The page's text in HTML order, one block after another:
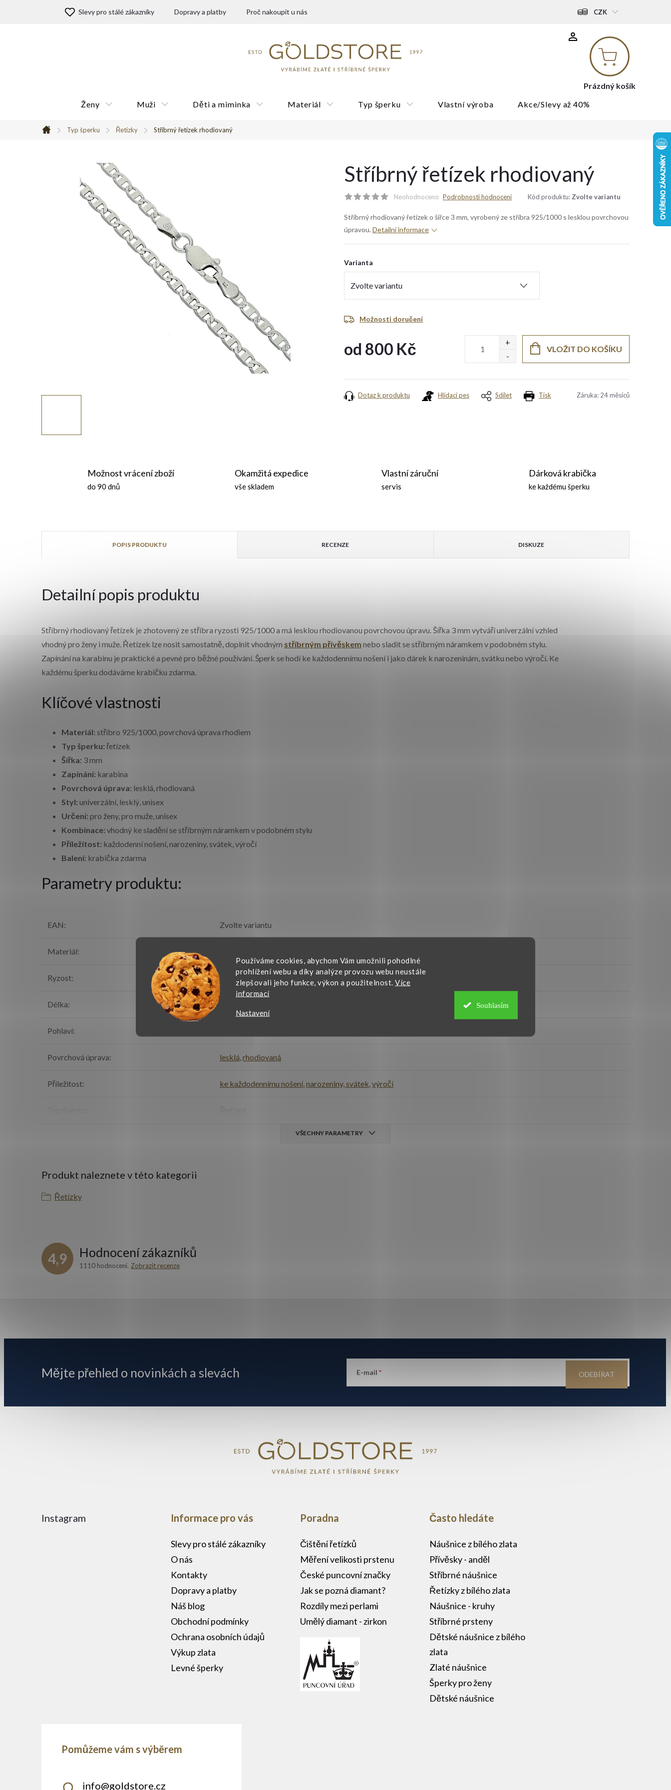
Používáme cookies, abychom Vám umožnili pohodlné
prohlížení webu a díky analýze provozu webu neustále
zlepšovali jeho funkce, výkon a použitelnost. Více
informací
Nastavení
Souhlasím
Slevy pro stálé zákazníky Dopravy a platby Proč nakoupit u nás CZK
Nákupní
košík
Prázdný košík
Ženy
Muži Děti a miminka Materiál Typ šperku Vlastní výroba Akce/Slevy až 40%
Domů
Typ šperku Řetízky Stříbrný řetízek rhodiovaný
Stříbrný řetízek rhodiovaný
Neohodnoceno Podrobnosti hodnocení Kód produktu: Zvolte variantu
Stříbrný rhodiovaný řetízek o šířce 3 mm, vyrobený ze stříbra 925/1000 s lesklou povrchovou
úpravou. Detailní informace
Varianta
Možnosti doručení
od 800 Kč VLOŽIT DO KOŠÍKU
Tisk
Dotaz k produktu Hlídací pes Sdílet Záruka: 24 měsíců
Dárková krabička
ke každému šperku
Možnost vrácení zboží
do 90 dnů
Okamžitá expedice
vše skladem
Vlastní záruční
servis
POPIS PRODUKTU RECENZE DISKUZE
Detailní popis produktu
Stříbrný rhodiovaný řetízek je zhotovený ze stříbra ryzosti 925/1000 a má lesklou rhodiovanou povrchovou úpravu. Šířka 3 mm vytváří univerzální vzhled
vhodný pro ženy i muže. Řetízek lze nosit samostatně, doplnit vhodným stříbrným přívěskem nebo sladit se stříbrným náramkem v podobném stylu.
Zapínání na karabinu je praktické a pevné pro běžné používání. Šperk se hodí ke každodennímu nošení i jako dárek k narozeninám, svátku nebo výročí. Ke
každému šperku dodáváme krabičku zdarma.
Klíčové vlastnosti
Materiál: stříbro 925/1000, povrchová úprava rhodiem
Typ šperku: řetízek
Šířka: 3 mm
Zapínání: karabina
Povrchová úprava: lesklá, rhodiovaná
Styl: univerzální, lesklý, unisex
Určení: pro ženy, pro muže, unisex
Kombinace: vhodný ke sladění se stříbrným náramkem v podobném stylu
Příležitost: každodenní nošení, narozeniny, svátek, výročí
Balení: krabička zdarma
Parametry produktu:
EAN: Zvolte variantu
Materiál:
Ryzost: 925/1000
Délka:
Pohlaví:
Povrchová úprava: lesklá,rhodiovaná
Příležitost: ke každodennímu nošení,narozeniny, svátek,výročí
Řetízek
VŠECHNY PARAMETRY
Produkt naleznete v této kategorii
Řetízky
4,9 Hodnocení zákazníků
1110 hodnocení Zobrazit recenze
á
t
Mějte přehled o novinkách a slevách E-mail ODEBÍRAT
Instagram Informace pro vás
Slevy pro stálé zákazníky
O nás
Kontakty
Dopravy a platby
Náš blog
Obchodní podmínky
Ochrana osobních údajů
Výkup zlata
Levné šperky
Poradna
Čištění řetízků
Měření velikosti prstenu
České puncovní značky
Jak se pozná diamant?
Rozdíly mezi perlami
Umělý diamant - zirkon
Často hledáte
Náušnice z bílého zlata
Přívěsky - anděl
Stříbrné náušnice
Řetízky z bílého zlata
Náušnice - kruhy
Stříbrné prsteny
Dětské náušnice z bílého
zlata
Zlaté náušnice
Šperky pro ženy
Dětské náušnice
info@goldstore.cz